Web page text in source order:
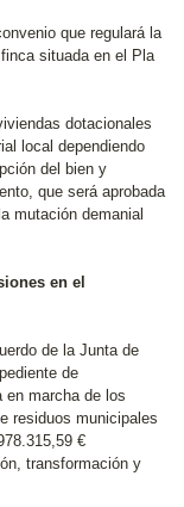
que regulará la
situada en el Pla
dotacionales
local dependiendo
del bien y
que será aprobada
mutación demanial
en el
de la Junta de
de
marcha de los
residuos municipales
€
transformación y